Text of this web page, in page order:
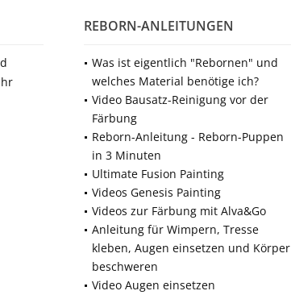
REBORN-ANLEITUNGEN
Was ist eigentlich "Rebornen" und
welches Material benötige ich?
Video Bausatz-Reinigung vor der
Färbung
Reborn-Anleitung - Reborn-Puppen
in 3 Minuten
Ultimate Fusion Painting
Videos Genesis Painting
Videos zur Färbung mit Alva&Go
Anleitung für Wimpern, Tresse
kleben, Augen einsetzen und Körper
beschweren
Video Augen einsetzen